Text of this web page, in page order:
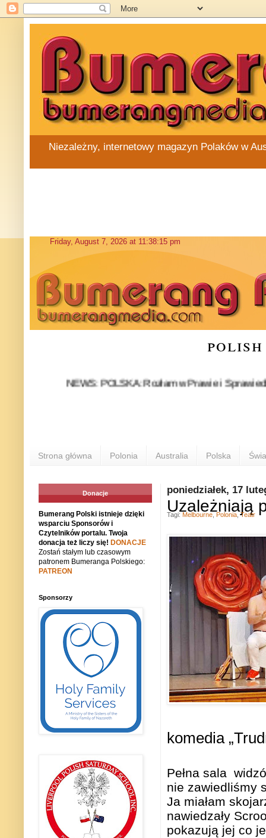
Niezależny, internetowy magazyn Polaków w
NEWS: POLSKA: Rozłam w Prawie i
Strona główna Polonia Australia Polska
poniedziałek, 17
Uzależniają
komedia
Pełna sala
nie zawiedliśmy
Ja miałam
nawiedzały
pokazują jej co
Tagi: Melbourne Polonia ,Teatr
Donacje
Bumerang Polski istnieje dzięki
wsparciu Sponsorów i
Czytelników portalu. Twoja
donacja też liczy się! DONACJE
Zostań stałym lub czasowym
patronem Bumeranga Polskiego:
PATREON
Sponsorzy